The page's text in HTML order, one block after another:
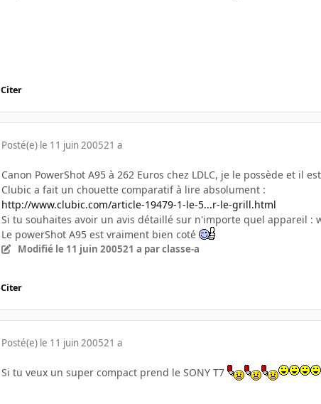
Citer
Posté(e) le 11 juin 200521 a
Canon PowerShot A95 à 262 Euros chez LDLC, je le possède et il
Clubic a fait un chouette comparatif à lire absolument :
http://www.clubic.com/article-19479-1-le-5...r-le-grill.html
Si tu souhaites avoir un avis détaillé sur n'importe quel appareil :
Le powerShot A95 est vraiment bien coté
Modifié le 11 juin 200521 a par classe-a
Citer
Posté(e) le 11 juin 200521 a
Si tu veux un super compact prend le SONY T7